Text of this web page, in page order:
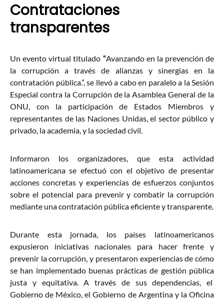
Contrataciones
transparentes
Un evento virtual titulado “Avanzando en la prevención de
la corrupción a través de alianzas y sinergias en la
contratación pública.”, se llevó a cabo en paralelo a la Sesión
Especial contra la Corrupción de la Asamblea General de la
ONU, con la participación de Estados Miembros y
representantes de las Naciones Unidas, el sector público y
privado, la academia, y la sociedad civil.
Informaron los organizadores, que esta actividad
latinoamericana se efectuó con el objetivo de presentar
acciones concretas y experiencias de esfuerzos conjuntos
sobre el potencial para prevenir y combatir la corrupción
mediante una contratación pública eficiente y transparente.
Durante esta jornada, los países latinoamericanos
expusieron iniciativas nacionales para hacer frente y
prevenir la corrupción, y presentaron experiencias de cómo
se han implementado buenas prácticas de gestión pública
justa y equitativa. A través de sus dependencias, el
Gobierno de México, el Gobierno de Argentina y la Oficina